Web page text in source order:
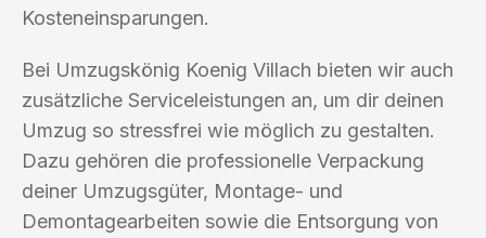
Kosteneinsparungen.
Bei Umzugskönig Koenig Villach bieten wir auch
zusätzliche Serviceleistungen an, um dir deinen
Umzug so stressfrei wie möglich zu gestalten.
Dazu gehören die professionelle Verpackung
deiner Umzugsgüter, Montage- und
Demontagearbeiten sowie die Entsorgung von